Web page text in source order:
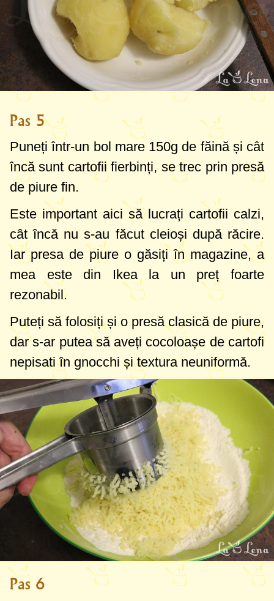
Pas 5
Puneți într-un bol mare 150g de făină și cât
încă sunt cartofii fierbinți, se trec prin presă
de piure fin.
Este important aici să lucrați cartofii calzi,
cât încă nu s-au făcut cleioși după răcire.
Iar presa de piure o găsiți în magazine, a
mea este din Ikea la un preț foarte
rezonabil.
Puteți să folosiți și o presă clasică de piure,
dar s-ar putea să aveți cocoloașe de cartofi
nepisati în gnocchi și textura neuniformă.
Pas 6